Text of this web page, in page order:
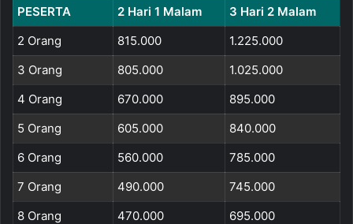
PESERTA 2 Hari 1 Malam
3 Hari 2 Malam
2 Orang
815.000
1.225.000
3 Orang
805.000
1.025.000
4 Orang
670.000
895.000
5 Orang
605.000
840.000
6 Orang
560.000
785.000
7 Orang
490.000
745.000
8 Orang
470.000
695.000